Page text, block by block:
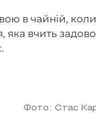
в чайній,
яка вчить
Фото: Стас